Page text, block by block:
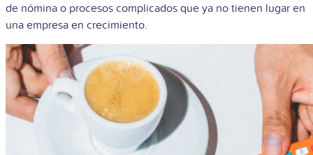
de nómina o procesos complicados que ya no tienen lugar en
una empresa en crecimiento.